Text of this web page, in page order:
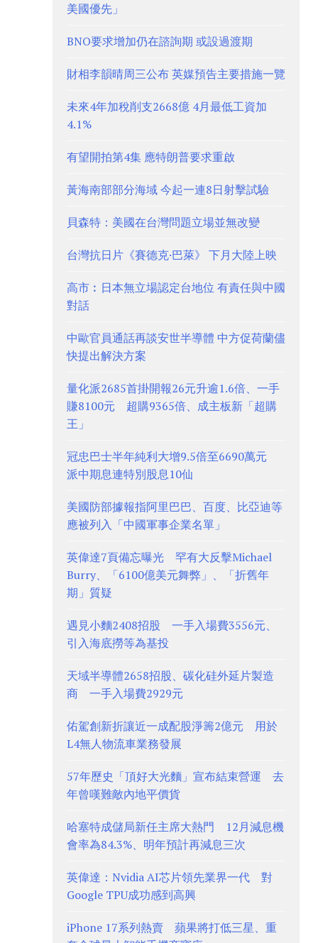
美國優先」
BNO要求增加仍在諮詢期 或設過渡期
財相李韻晴周三公布 英媒預告主要措施一覽
未來4年加稅削支2668億 4月最低工資加
4.1%
有望開拍第4集 應特朗普要求重啟
黃海南部部分海域 今起一連8日射擊試驗
貝森特：美國在台灣問題立場並無改變
台灣抗日片《賽德克·巴萊》 下月大陸上映
高市︰日本無立場認定台地位 有責任與中國
對話
中歐官員通話再談安世半導體 中方促荷蘭儘
快提出解決方案
量化派2685首掛開報26元升逾1.6倍、一手
賺8100元 超購9365倍、成主板新「超購
王」
冠忠巴士半年純利大增9.5倍至6690萬元
派中期息連特別股息10仙
美國防部據報指阿里巴巴、百度、比亞迪等
應被列入「中國軍事企業名單」
英偉達7頁備忘曝光 罕有大反擊Michael
Burry、「6100億美元舞弊」、「折舊年
期」質疑
遇見小麵2408招股 一手入場費3556元、
引入海底撈等為基投
天域半導體2658招股、碳化硅外延片製造
商 一手入場費2929元
佑駕創新折讓近一成配股淨籌2億元 用於
L4無人物流車業務發展
57年歷史「頂好大光麵」宣布結束營運 去
年曾嘆難敵內地平價貨
哈塞特成儲局新任主席大熱門 12月減息機
會率為84.3%、明年預計再減息三次
英偉達：Nvidia AI芯片領先業界一代 對
Google TPU成功感到高興
iPhone 17系列熱賣 蘋果將打低三星、重